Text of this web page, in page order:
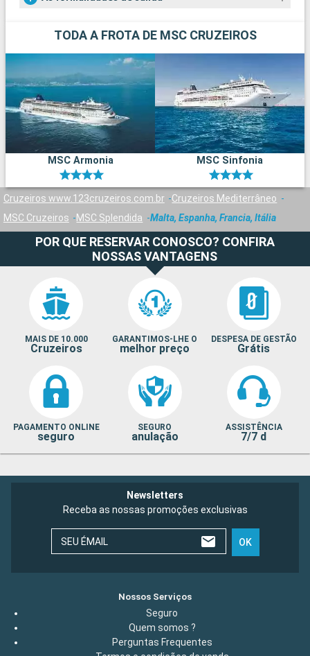
TODA A FROTA DE MSC CRUZEIROS
MSC Armonia MSC Sinfonia
Cruzeiros www.123cruzeiros.com.br
Cruzeiros Mediterrâneo
MSC Cruzeiros
MSC Splendida Malta, Espanha, Francia, Itália
POR QUE RESERVAR CONOSCO? CONFIRA
NOSSAS VANTAGENS
MAIS DE 10.000
Cruzeiros
GARANTIMOS-LHE O
melhor preço
DESPESA DE GESTÃO
Grátis
PAGAMENTO ONLINE
seguro
SEGURO
anulação
ASSISTÊNCIA
7/7 d
Newsletters
Receba as nossas promoções exclusivas
SEU ÉMAIL OK
Nossos Serviços
Seguro
Quem somos ?
Perguntas Frequentes